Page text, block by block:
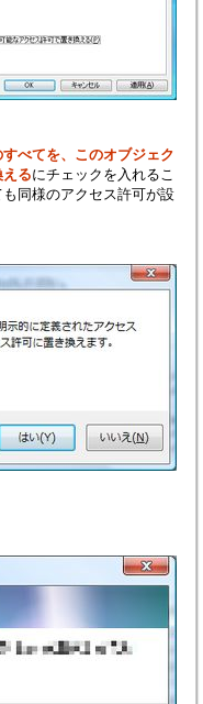
べてを、このオブジェク
るにチェックを入れるこ
同様のアクセス許可が設